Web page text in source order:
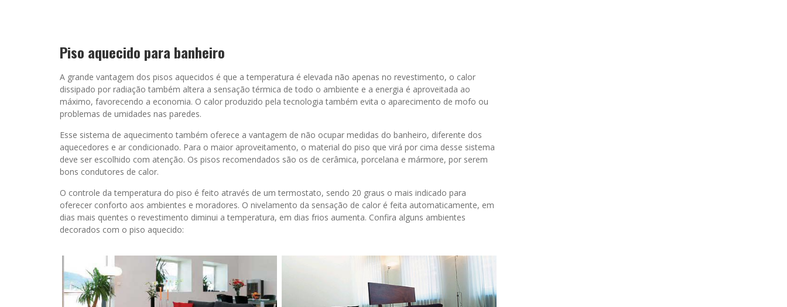
Piso aquecido para banheiro
A grande vantagem dos pisos aquecidos é que a temperatura é elevada não apenas no revestimento, o calor
dissipado por radiação também altera a sensação térmica de todo o ambiente e a energia é aproveitada ao
máximo, favorecendo a economia. O calor produzido pela tecnologia também evita o aparecimento de mofo ou
problemas de umidades nas paredes.
Esse sistema de aquecimento também oferece a vantagem de não ocupar medidas do banheiro, diferente dos
aquecedores e ar condicionado. Para o maior aproveitamento, o material do piso que virá por cima desse sistema
deve ser escolhido com atenção. Os pisos recomendados são os de cerâmica, porcelana e mármore, por serem
bons condutores de calor.
O controle da temperatura do piso é feito através de um termostato, sendo 20 graus o mais indicado para
oferecer conforto aos ambientes e moradores. O nivelamento da sensação de calor é feita automaticamente, em
dias mais quentes o revestimento diminui a temperatura, em dias frios aumenta. Confira alguns ambientes
decorados com o piso aquecido: